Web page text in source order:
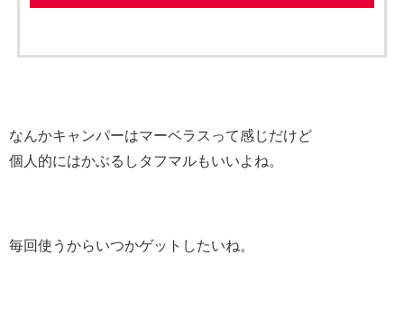
なんかキャンパーはマーベラスって感じだけど
個人的にはかぶるしタフマルもいいよね。
毎回使うからいつかゲットしたいね。